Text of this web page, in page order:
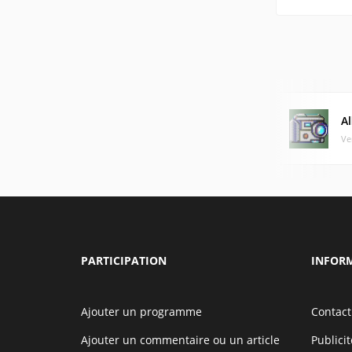
PARTICIPATION
Ajouter un programme
Ajouter un commentaire ou un article
Contact